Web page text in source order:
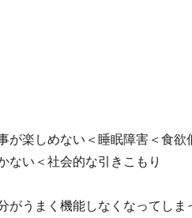
が楽しめない＜睡眠障害＜食
ない＜社会的な引きこもり
がうまく機能しなくなってしま